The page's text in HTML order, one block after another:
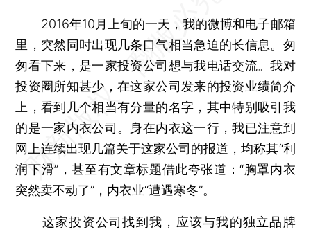
2016年10月上旬的一天，我的微博和电子邮箱
里，突然同时出现几条口气相当急迫的长信息。匆
匆看下来，是一家投资公司想与我电话交流。我对
投资圈所知甚少，在这家公司发来的投资业绩简介
上，看到几个相当有分量的名字，其中特别吸引我
的是一家内衣公司。身在内衣这一行，我已注意到
网上连续出现几篇关于这家公司的报道，均称其“利
润下滑”，甚至有文章标题借此夸张道：“胸罩内衣
突然卖不动了”，内衣业“遭遇寒冬”。
这家投资公司找到我，应该与我的独立品牌